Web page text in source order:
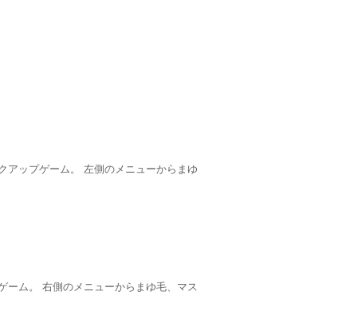
アップゲーム。 左側のメニューからまゆ
ーム。 右側のメニューからまゆ毛、マス